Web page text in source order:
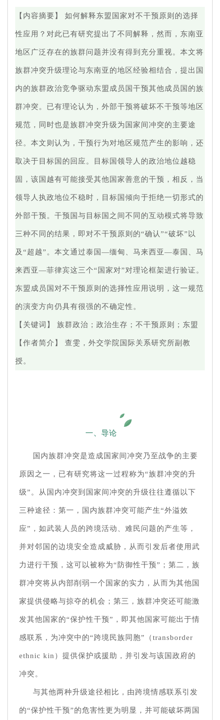
【内容摘要】 如何解释东盟国家对不干预原则的选择
性应用？对此已有研究提出了不同解释，然而，东南亚
地区广泛存在的族群问题并没有得到充分重视。本文将
族群冲突升级理论与东南亚的地区经验相结合，提出国
内的族群政治竞争驱动东盟成员国干预其他成员国的族
群冲突。已有理论认为，外部干预将破坏不干预等地区
规范，同时也是族群冲突升级为国家间冲突的主要途
径。本文则认为，干预行为对地区规范产生的影响，还
取决于目标国的回应。目标国领导人的政治地位越稳
固，该国越有可能接受其他国家善意的干预，相反，当
领导人执政地位不稳时，目标国倾向于拒绝一切形式的
外部干预。干预国与目标国之间不同的互动模式将导致
三种不同的结果，即对不干预原则的“确认”“破坏”以
及“超越”。本文通过泰国—缅甸、马来西亚—泰国、马
来西亚—菲律宾这三个“国家对”对理论框架进行验证。
东盟成员国对不干预原则的选择性应用说明，这一规范
的演变方向仍具有很强的不确定性。
【关键词】 族群政治；政治生存；不干预原则；东盟
【作者简介】 查雯，外交学院国际关系研究所副教
授。
一、导论
国内族群冲突是造成国家间冲突乃至战争的主要
原因之一，已有研究将这一过程称为“族群冲突的升
级”。从国内冲突到国家间冲突的升级往往遵循以下
三种途径：第一，国内族群冲突可能产生“外溢效
应”，如武装人员的跨境活动、难民问题的产生等，
并对邻国的边境安全造成威胁，从而引发后者使用武
力进行干预，这可以被称为“防御性干预”；第二，族
群冲突将从内部削弱一个国家的实力，从而为其他国
家提供侵略与掠夺的机会；第三，族群冲突还可能激
发其他国家的“保护性干预”，即其他国家可能出于情
感联系，为冲突中的“跨境民族同胞”（transborder
ethnic kin）提供保护或援助，并引发与该国政府的
冲突。
与其他两种升级途径相比，由跨境情感联系引发
的“保护性干预”的危害性更为明显，并可能破坏两国